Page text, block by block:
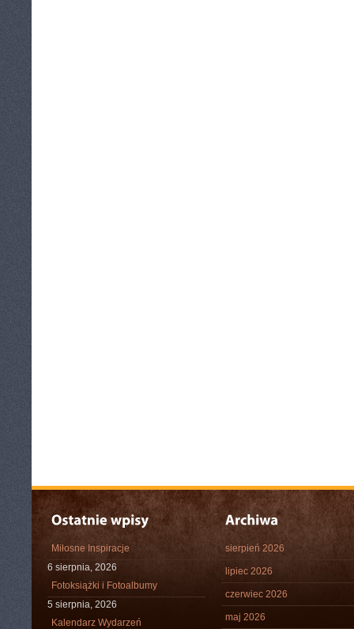
Miłosne Inspiracje
6 sierpnia, 2026
Fotoksiążki i Fotoalbumy
5 sierpnia, 2026
Kalendarz Wydarzeń
sierpień 2026
lipiec 2026
czerwiec 2026
maj 2026